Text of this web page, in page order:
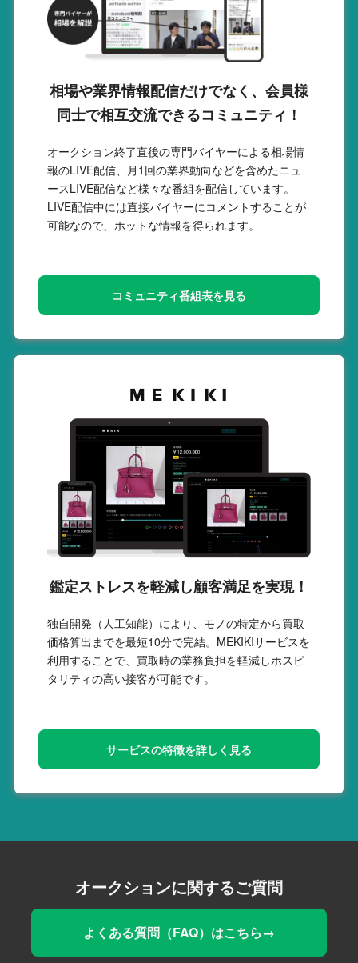
相場や業界情報配信だけでなく、会員様
同士で相互交流できるコミュニティ！
オークション終了直後の専門バイヤーによる相場情
報のLIVE配信、月1回の業界動向などを含めたニュ
ースLIVE配信など様々な番組を配信しています。
LIVE配信中には直接バイヤーにコメントすることが
可能なので、ホットな情報を得られます。
コミュニティ番組表を見る
鑑定ストレスを軽減し顧客満足を実現！
独自開発（人工知能）により、モノの特定から買取
価格算出までを最短10分で完結。MEKIKIサービスを
利用することで、買取時の業務負担を軽減しホスピ
タリティの高い接客が可能です。
サービスの特徴を詳しく見る
オークションに関するご質問
よくある質問（FAQ）はこちら→